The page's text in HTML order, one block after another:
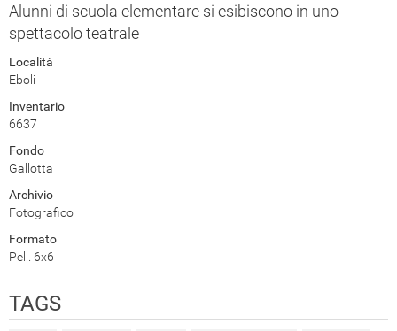
Alunni di scuola elementare si esibiscono in uno
spettacolo teatrale
Località
Eboli
Inventario
6637
Fondo
Gallotta
Archivio
Fotografico
Formato
Pell. 6x6
TAGS